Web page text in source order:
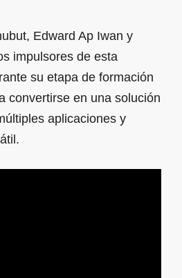
Edward Ap Iwan y
impulsores de esta
su etapa de formación
convertirse en una solución
aplicaciones y